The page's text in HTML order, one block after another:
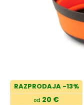
RAZPRODAJA -13%
od 20 €